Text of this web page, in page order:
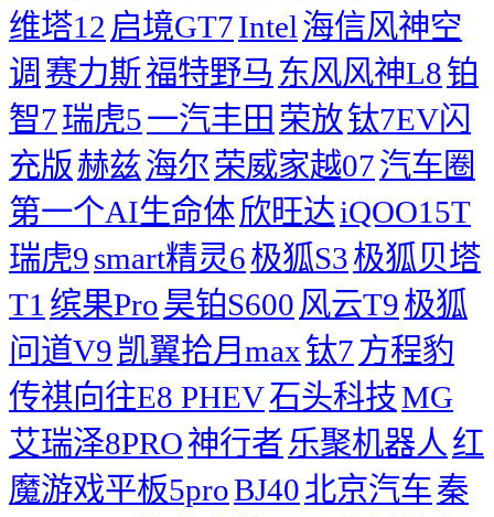
维塔12 启境GT7Intel 海信风神空
调 赛力斯福特野马 东风风神L8铂
智7瑞虎5一汽丰田 荣放钛7EV闪
充版赫兹海尔荣威家越07汽车圈
第一个AI生命体欣旺达iQOO15T
瑞虎9smart精灵6极狐S3极狐贝塔
T1 缤果Pro昊铂S600 风云T9极狐
问道V9 凯翼拾月max钛7 方程豹
传祺向往E8 PHEV石头科技MG
艾瑞泽8PRO神行者 乐聚机器人 红
魔游戏平板5proBJ40北京汽车秦